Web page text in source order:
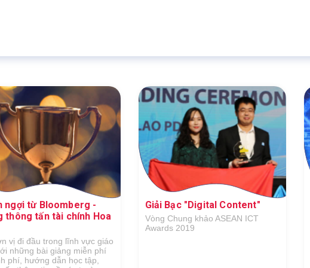
ngợi từ Bloomberg -
thông tấn tài chính Hoa
vị đi đầu trong lĩnh vực giáo
những bài giảng miễn phí
phí, hướng dẫn học tập,
Giải Bạc "Digital Content"
Vòng Chung khảo ASEAN ICT
Awards 2019